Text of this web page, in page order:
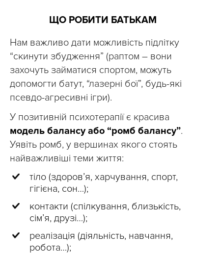
ЩО РОБИТИ БАТЬКАМ
Нам важливо дати можливість підлітку
“скинути збудження” (раптом – вони
захочуть займатися спортом, можуть
допомогти батут, “лазерні бої”, будь-які
псевдо-агресивні ігри).
У позитивній психотерапії є красива
модель балансу або “ромб балансу”.
Уявіть ромб, у вершинах якого стоять
найважливіші теми життя:
тіло (здоров’я, харчування, спорт,
гігієна, сон…);
контакти (спілкування, близькість,
сім’я, друзі…);
реалізація (діяльність, навчання,
робота…);